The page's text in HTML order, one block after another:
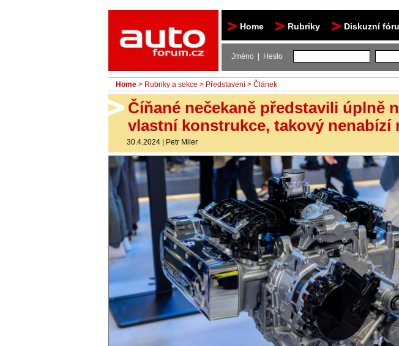
Home Rubriky Diskuzní
Jméno | Heslo
Home > Rubriky a sekce > Představení > Článek
Číňané nečekaně představili úplně
vlastní konstrukce, takový nenabízí
30.4.2024 | Petr Miler